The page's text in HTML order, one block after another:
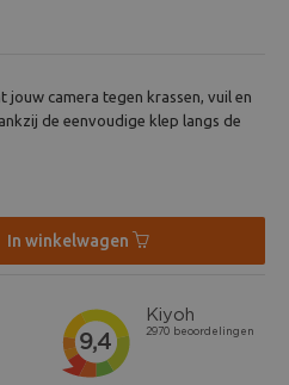
jouw camera tegen krassen, vuil en
de eenvoudige klep langs de
In winkelwagen